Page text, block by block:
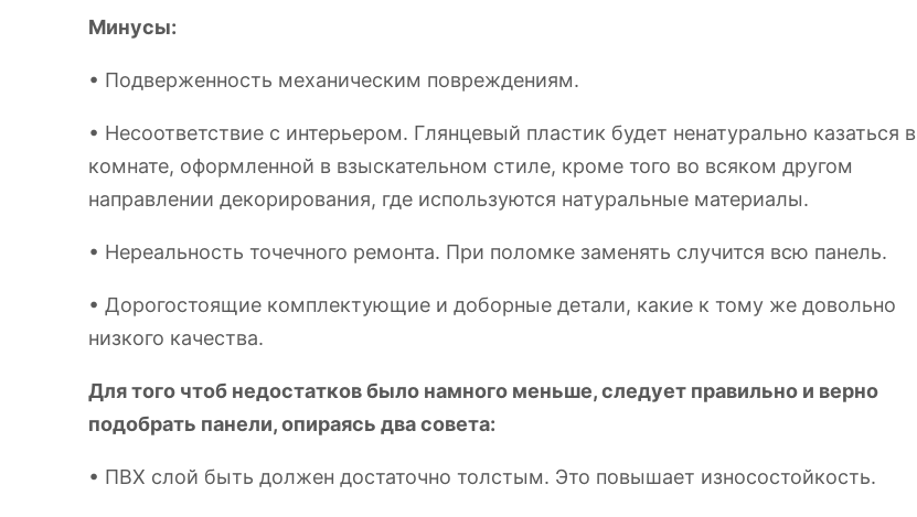
Минусы:
• Подверженность механическим повреждениям.
• Несоответствие с интерьером. Глянцевый пластик будет ненатурально казаться в
комнате, оформленной в взыскательном стиле, кроме того во всяком другом
направлении декорирования, где используются натуральные материалы.
• Нереальность точечного ремонта. При поломке заменять случится всю панель.
• Дорогостоящие комплектующие и доборные детали, какие к тому же довольно
низкого качества.
Для того чтоб недостатков было намного меньше, следует правильно и верно
подобрать панели, опираясь два совета:
• ПВХ слой быть должен достаточно толстым. Это повышает износостойкость.